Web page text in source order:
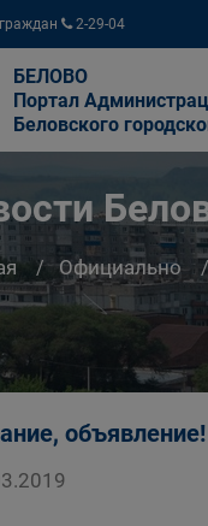
2-29-04
БЕЛОВО
Портал
Беловского
Официально
объявление!